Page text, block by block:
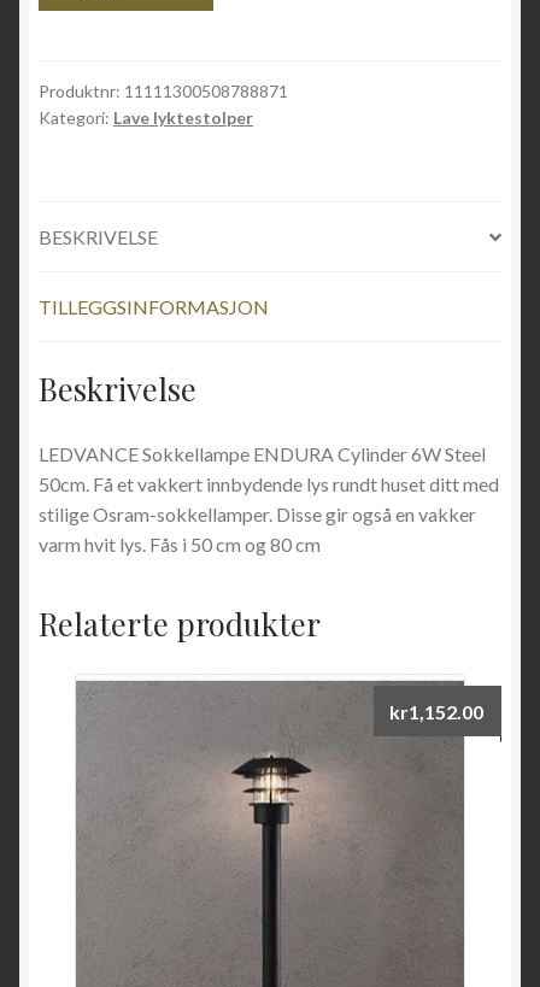
Produktnr: 11111300508788871
Kategori: Lave lyktestolper
BESKRIVELSE
TILLEGGSINFORMASJON
Beskrivelse
LEDVANCE Sokkellampe ENDURA Cylinder 6W Steel
50cm. Få et vakkert innbydende lys rundt huset ditt med
stilige Osram-sokkellamper. Disse gir også en vakker
varm hvit lys. Fås i 50 cm og 80 cm
Relaterte produkter
kr1,152.00